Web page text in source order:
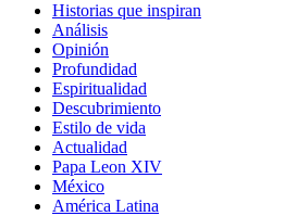
Historias que inspiran
Análisis
Opinión
Profundidad
Espiritualidad
Descubrimiento
Estilo de vida
Actualidad
Papa Leon XIV
México
América Latina